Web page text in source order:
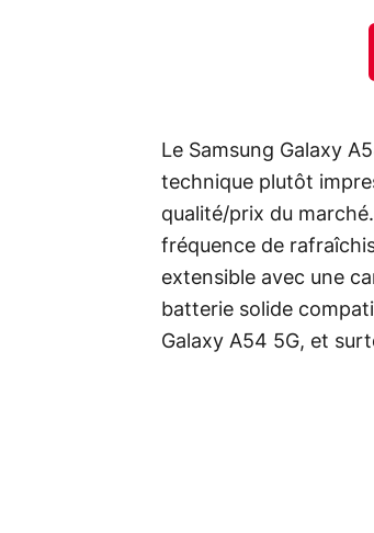
Le Samsung Galaxy
technique plutôt
qualité/prix du
fréquence de
extensible avec une
batterie solide
Galaxy A54 5G, et